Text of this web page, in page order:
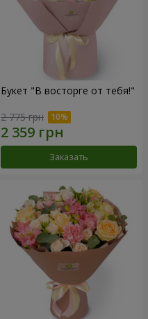
Букет "В восторге от тебя!"
2 775 грн
Заказать